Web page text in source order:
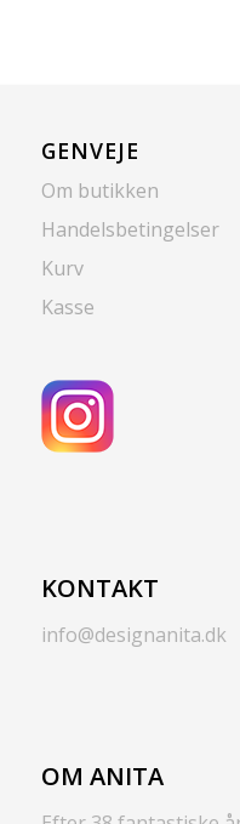
GENVEJE
Om butikken
Handelsbetingelser
Kurv
Kasse
KONTAKT
info@designanita.dk
OM ANITA